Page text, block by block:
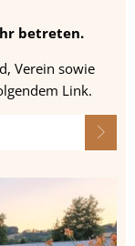
betreten.
Verein sowie
Link.